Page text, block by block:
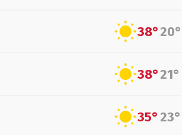
38°20°
38°21°
35°23°